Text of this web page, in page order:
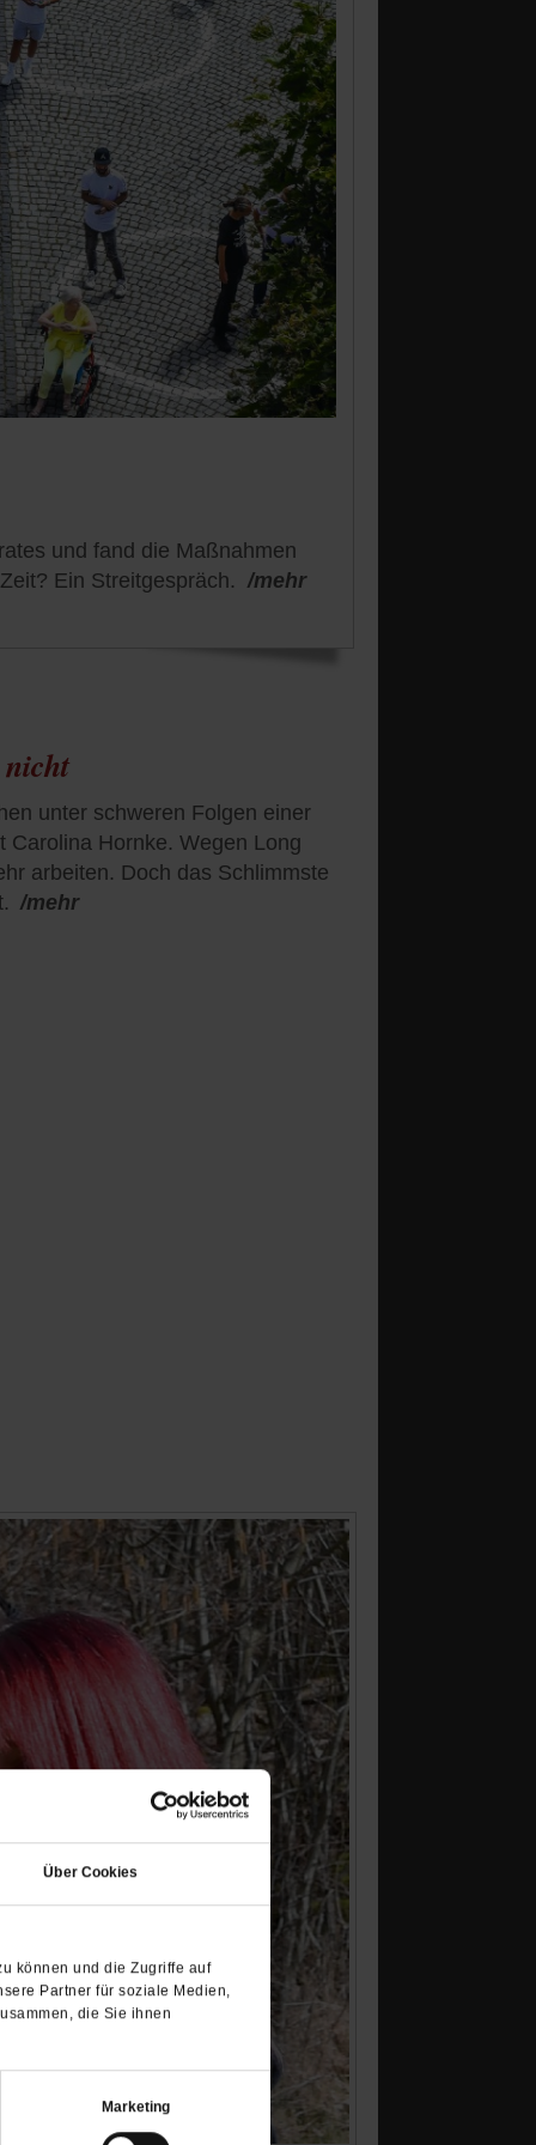
(Öffnet
in
neuen
Tab)
Über Cookies
können und die Zugriffe auf
Partner für soziale Medien,
die Sie ihnen
Marketing
und fand die Maßnahmen
Ein Streitgespräch. /mehr
unter schweren Folgen einer
Carolina Hornke. Wegen Long
arbeiten. Doch das Schlimmste
/mehr